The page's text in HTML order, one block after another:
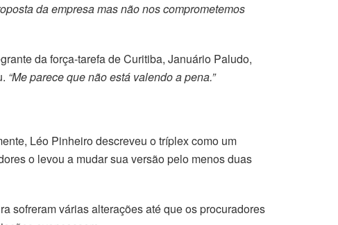
da empresa mas não nos comprometemos
da força-tarefa de Curitiba, Januário Paludo,
“Me parece que não está valendo a pena.”
Léo Pinheiro descreveu o tríplex como um
o levou a mudar sua versão pelo menos duas
sofreram várias alterações até que os procuradores